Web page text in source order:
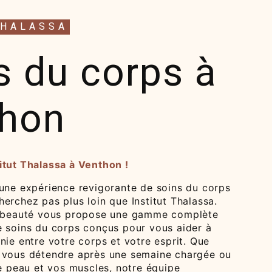
du corps à
Thalassa à Venthon !
expérience revigorante de soins du corps
pas plus loin que Institut Thalassa.
vous propose une gamme complète
soins du corps conçus pour vous aider à
entre votre corps et votre esprit. Que
détendre après une semaine chargée ou
et vos muscles, notre équipe